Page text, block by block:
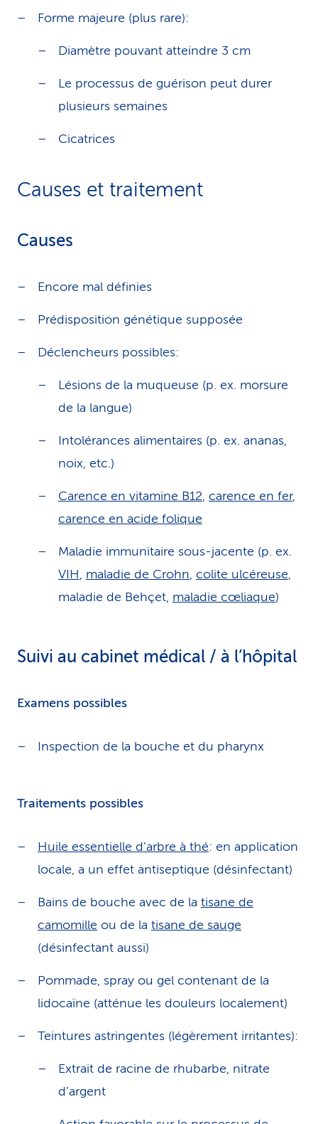
Forme majeure (plus rare):
Diamètre pouvant atteindre 3 cm
Le processus de guérison peut durer
plusieurs semaines
Cicatrices
Causes et traitement
Causes
Encore mal définies
Prédisposition génétique supposée
Déclencheurs possibles:
Lésions de la muqueuse (p. ex. morsure
de la langue)
Intolérances alimentaires (p. ex. ananas,
noix, etc.)
Carence en vitamine B12, carence en fer,
carence en acide folique
Maladie immunitaire sous-jacente (p. ex.
VIH, maladie de Crohn, colite ulcéreuse,
maladie de Behçet, maladie cœliaque)
Suivi au cabinet médical / à l’hôpital
Examens possibles
Inspection de la bouche et du pharynx
Traitements possibles
Huile essentielle d’arbre à thé: en application
locale, a un effet antiseptique (désinfectant)
Bains de bouche avec de la tisane de
camomille ou de la tisane de sauge
(désinfectant aussi)
Pommade, spray ou gel contenant de la
lidocaïne (atténue les douleurs localement)
Teintures astringentes (légèrement irritantes):
Extrait de racine de rhubarbe, nitrate
d’argent